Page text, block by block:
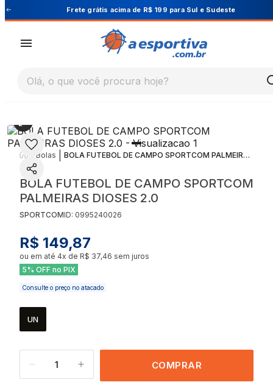
Cupom PRIMEIRA10 para 10% OFF na 1ª compra
Olá, o que você procura hoje?
Bolas BOLA FUTEBOL DE CAMPO SPORTCOM PALMEIRAS DIOSES 2.0
BOLA FUTEBOL DE CAMPO SPORTCOM
PALMEIRAS DIOSES 2.0
SPORTCOMID: 0995240026
R$ 149,87
ou em até 4x de R$ 37,46 sem juros
5% OFF no PIX
Consulte o preço no atacado
UN
1 COMPRAR